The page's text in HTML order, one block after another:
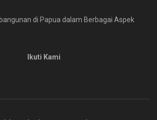
di Papua dalam Berbagai Aspek
Ikuti Kami